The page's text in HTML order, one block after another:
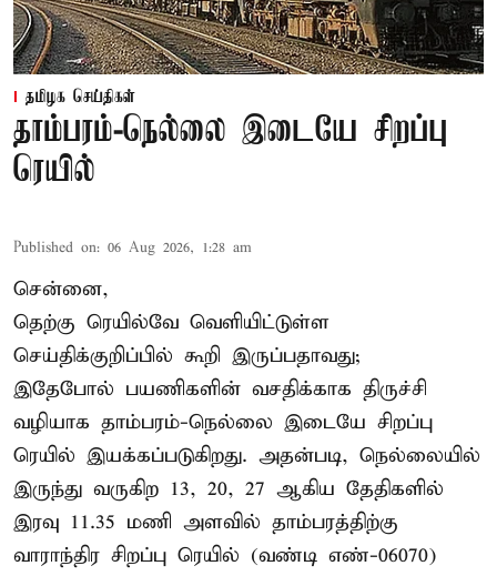
தமிழக செய்திகள்
தாம்பரம்-நெல்லை இடையே சிறப்பு
ரெயில்
Published on: 06 Aug 2026, 1:28 am
சென்னை,
தெற்கு ரெயில்வே வெளியிட்டுள்ள
செய்திக்குறிப்பில் கூறி இருப்பதாவது;
இதேபோல் பயணிகளின் வசதிக்காக திருச்சி
வழியாக தாம்பரம்-நெல்லை இடையே சிறப்பு
ரெயில் இயக்கப்படுகிறது. அதன்படி, நெல்லையில்
இருந்து வருகிற 13, 20, 27 ஆகிய தேதிகளில்
இரவு 11.35 மணி அளவில் தாம்பரத்திற்கு
வாராந்திர சிறப்பு ரெயில் (வண்டி எண்-06070)